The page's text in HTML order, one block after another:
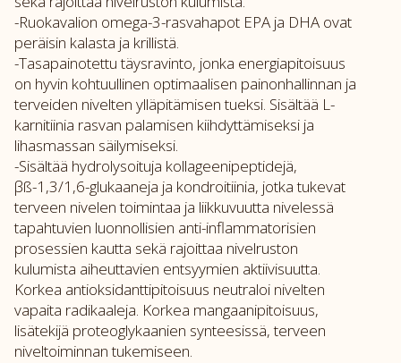
-Ruokavalion omega-3-rasvahapot EPA ja DHA ovat
peräisin kalasta ja krillistä.
-Tasapainotettu täysravinto, jonka energiapitoisuus
on hyvin kohtuullinen optimaalisen painonhallinnan ja
terveiden nivelten ylläpitämisen tueksi. Sisältää L-
karnitiinia rasvan palamisen kiihdyttämiseksi ja
lihasmassan säilymiseksi.
-Sisältää hydrolysoituja kollageenipeptidejä,
βß-1,3/1,6-glukaaneja ja kondroitiinia, jotka tukevat
terveen nivelen toimintaa ja liikkuvuutta nivelessä
tapahtuvien luonnollisien anti-inflammatorisien
prosessien kautta sekä rajoittaa nivelruston
kulumista aiheuttavien entsyymien aktiivisuutta.
Korkea antioksidanttipitoisuus neutraloi nivelten
vapaita radikaaleja. Korkea mangaanipitoisuus,
lisätekijä proteoglykaanien synteesissä, terveen
niveltoiminnan tukemiseen.